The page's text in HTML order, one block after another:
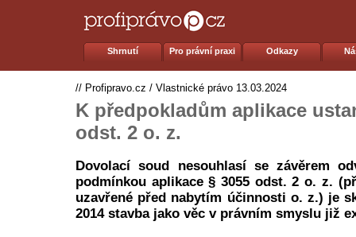
Shrnutí Pro právní praxi Odkazy
// Profipravo.cz / Vlastnické právo 13.03.2024
K předpokladům aplikace
odst. 2 o. z.
Dovolací soud nesouhlasí se závěrem
podmínkou aplikace § 3055 odst. 2 o. z.
uzavřené před nabytím účinnosti o. z.) je
2014 stavba jako věc v právním smyslu již